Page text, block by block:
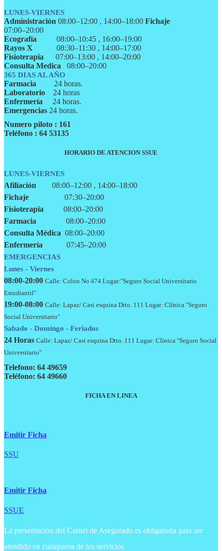
LUNES-VIERNES
Administración 08:00–12:00 , 14:00–18:00 Fichaje
07:00–20:00
Ecografía 08:00–10:45 , 16:00–19:00
Rayos X 08:30–11:30 , 14:00–17:00
Fisioterapia 07:00–13:00 , 14:00–20:00
Consulta Medica 08:00–20:00
365 DIAS AL AÑO
Farmacia 24 horas.
Laboratorio
24 horas
Enfermería
24 horas.
Emergencias 24 horas.
Numero piloto : 161
Teléfono : 64 53135
HORARIO DE ATENCION SSUE
LUNES-VIERNES
Afiliación 08:00–12:00 , 14:00–18:00
Fichaje 07:30–20:00
Fisioterapia 08:00–20:00
Farmacia 08:00–20:00
Consulta Médica 08:00–20:00
Enfermería 07:45–20:00
EMERGENCIAS
Lunes - Viernes
08:00-20:00 Calle: Colon No 474 Lugar:"Seguro Social Universitario
Estudiantil"
19:00-08:00 Calle: Lapaz/ Casi esquina Dtto. 111 Lugar: Clínica "Seguro
Social Universitario"
Sabado - Domingo - Feriados
24 Horas Calle: Lapaz/ Casi esquina Dtto. 111 Lugar: Clínica "Seguro Social
Universitario"
Telefono: 64 49659
Teléfono: 64 49660
FICHA EN LINEA
Emitir Ficha
SSU
Emitir Ficha
SSUE
La presentación del Carnet de Asegurado es obligatoria para ser
atendido en cualquiera de los servicios.